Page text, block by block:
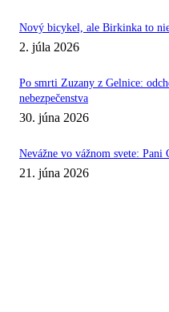
Nový bicykel, ale Birkinka to
2. júla 2026
Po smrti Zuzany z Gelnice:
nebezpečenstva
30. júna 2026
Nevážne vo vážnom svete:
21. júna 2026